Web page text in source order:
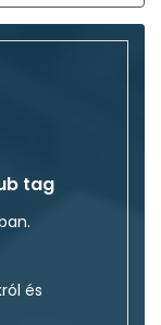
tag
és